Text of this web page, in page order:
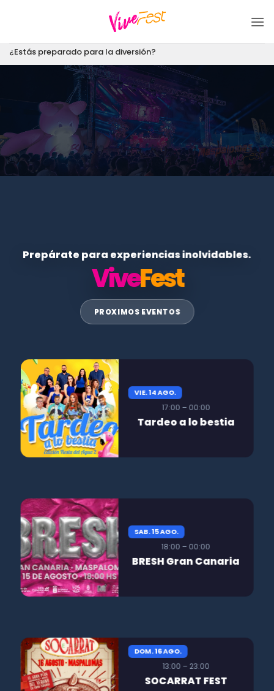
¿Estás preparado para la diversión?
Prepárate para experiencias inolvidables.
ViveFest
PROXIMOS EVENTOS
VIE. 14 AGO.
17:00 – 00:00
Tardeo a lo bestia
SAB. 15 AGO.
18:00 – 00:00
BRESH Gran Canaria
DOM. 16 AGO.
13:00 – 23:00
SOCARRAT FEST